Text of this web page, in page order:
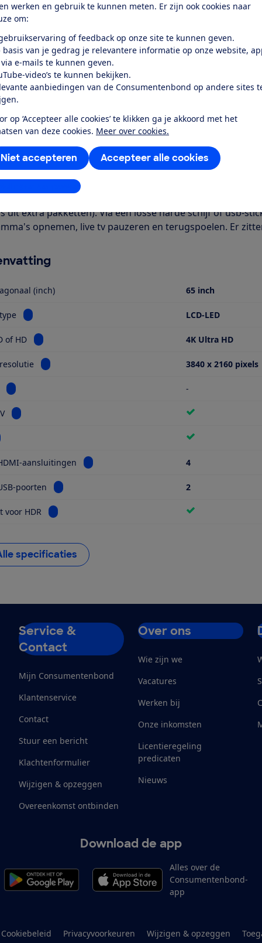
werken en gebruik te kunnen meten. Er zijn ook cookies naar
om:
of feedback op onze site te kunnen geven.
basis van je gedrag je relevantere informatie op onze website,
e-mails te kunnen geven.
video’s te kunnen bekijken.
aanbiedingen van de Consumentenbond op andere sites
op ‘Accepteer alle cookies’ te klikken ga je akkoord met het
van deze cookies. Meer over cookies.
Accepteer alle cookies
Niet accepteren
aanpassen
Al lid? Log in
dit product
door de Consumentenbond
Het is een Smart TV met onder meer apps voor Netflix
kabel. Verder is deze tv geschikt voor HDR-
kijken bij Digitenne (alleen NPO1, 2, 3 en een regionale
uit extra pakketten). Via een losse harde schijf of usb-
opnemen, live tv pauzeren en terugspoelen. Er
(inch) 65 inch
Bekijk informatie voor Schermtype LCD-LED
of HD Bekijk informatie voor Ultra HD of HD 4K Ultra HD
Bekijk informatie voor Schermresolutie3840 x 2160 pixels
Bekijk informatie voor Miniled -
Bekijk informatie voor Smart TV
informatie voor Wifi
aansluitingen Bekijk informatie voor Aantal HDMI-
4
poorten Bekijk informatie voor Aantal USB-poorten
2
voor HDR Bekijk informatie voor Geschikt voor HDR
specificaties
Service &
Contact
Mijn Consumentenbond
Klantenservice
Contact
Stuur een bericht
Klachtenformulier
Wijzigen & opzeggen
Overeenkomst ontbinden
Over ons
Wie zijn we
Vacatures
Werken bij
Onze inkomsten
Licentieregeling
predicaten
Nieuws
Download de app
Alles over de
Consumentenbond-
app
Cookiebeleid Privacyvoorkeuren Wijzigen & opzeggen